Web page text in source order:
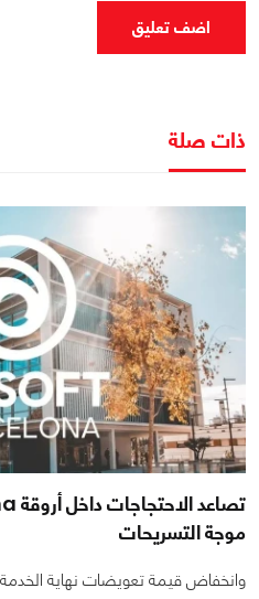
اضف تعليق
ذات صلة
موجة التسريحات
وانخفاض قيمة تعويضات نهاية الخدمة